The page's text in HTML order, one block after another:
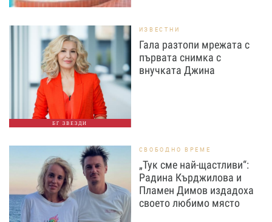
БГ ЗВЕЗДИ
ИЗВЕСТНИ
Гала разтопи мрежата с
първата снимка с
внучката Джина
СВОБОДНО ВРЕМЕ
„Тук сме най-щастливи“:
Радина Кърджилова и
Пламен Димов издадоха
своето любимо място